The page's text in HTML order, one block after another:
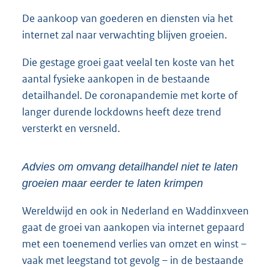
De aankoop van goederen en diensten via het
internet zal naar verwachting blijven groeien.
Die gestage groei gaat veelal ten koste van het
aantal fysieke aankopen in de bestaande
detailhandel. De coronapandemie met korte of
langer durende lockdowns heeft deze trend
versterkt en versneld.
Advies om omvang detailhandel niet te laten
groeien maar eerder te laten krimpen
Wereldwijd en ook in Nederland en Waddinxveen
gaat de groei van aankopen via internet gepaard
met een toenemend verlies van omzet en winst –
vaak met leegstand tot gevolg – in de bestaande